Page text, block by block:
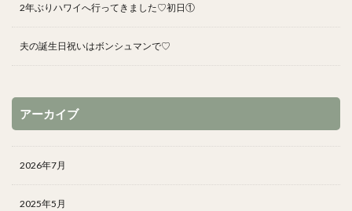
2年ぶりハワイへ行ってきました♡初日①
夫の誕生日祝いはボンシュマンで♡
アーカイブ
2026年7月
2025年5月